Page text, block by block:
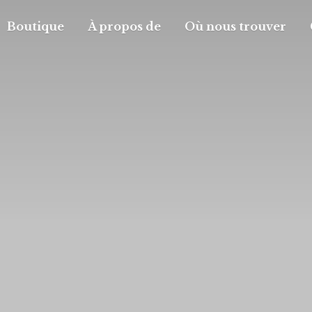
Boutique À propos de Où nous trouver